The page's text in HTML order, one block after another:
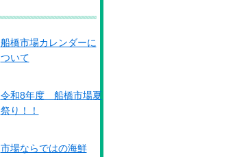
船橋市場カレンダーに
ついて
令和8年度 船橋市場夏
祭り！！
市場ならではの海鮮